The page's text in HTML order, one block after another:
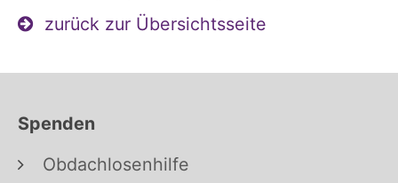
zurück zur Übersichtsseite
Spenden
Obdachlosenhilfe